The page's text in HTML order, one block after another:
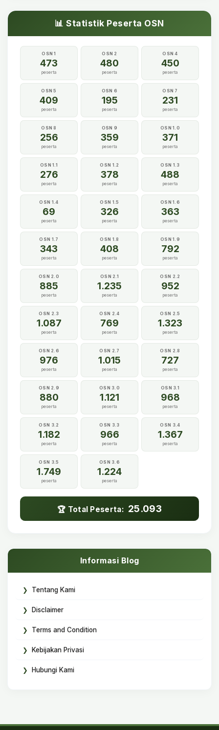
📊 Statistik Peserta OSN
OSN 1
473
peserta
OSN 2
480
peserta
OSN 4
450
peserta
OSN 5
409
peserta
OSN 6
195
peserta
OSN 7
231
peserta
OSN 8
256
peserta
OSN 9
359
peserta
OSN 1.0
371
peserta
OSN 1.1
276
peserta
OSN 1.2
378
peserta
OSN 1.3
488
peserta
OSN 1.4
69
peserta
OSN 1.5
326
peserta
OSN 1.6
363
peserta
OSN 1.7
343
peserta
OSN 1.8
408
peserta
OSN 1.9
792
peserta
OSN 2.0
885
peserta
OSN 2.1
1.235
peserta
OSN 2.2
952
peserta
OSN 2.3
1.087
peserta
OSN 2.4
769
peserta
OSN 2.5
1.323
peserta
OSN 2.6
976
peserta
OSN 2.7
1.015
peserta
OSN 2.8
727
peserta
OSN 2.9
880
peserta
OSN 3.0
1.121
peserta
OSN 3.1
968
peserta
OSN 3.2
1.182
peserta
OSN 3.3
966
peserta
OSN 3.4
1.367
peserta
OSN 3.5
1.749
peserta
OSN 3.6
1.224
peserta
🏆 Total Peserta: 25.093
Informasi Blog
Tentang Kami
Disclaimer
Terms and Condition
Kebijakan Privasi
Hubungi Kami